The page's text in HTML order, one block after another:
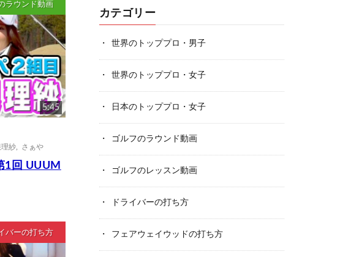
ラウンド動画
5:45
理紗 さぁや
1回 UUUM
バーの打ち方
カテゴリー
世界のトッププロ・男子
世界のトッププロ・女子
日本のトッププロ・女子
ゴルフのラウンド動画
ゴルフのレッスン動画
ドライバーの打ち方
フェアウェイウッドの打ち方